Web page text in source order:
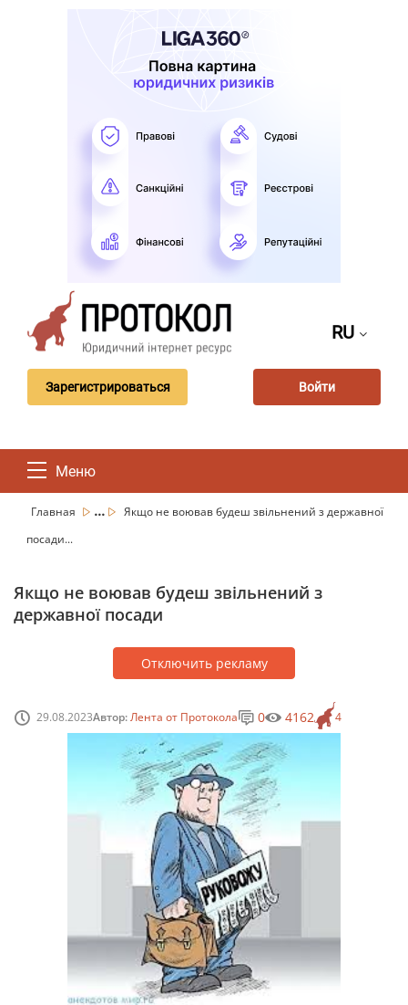
RU
Зарегистрироваться Войти
Меню
Главная ...
Якщо не воював будеш звільнений з державної
посади...
Якщо не воював будеш звільнений з
державної посади
Отключить рекламу
29.08.2023Автор:Лента от Протокола 4
0 4162